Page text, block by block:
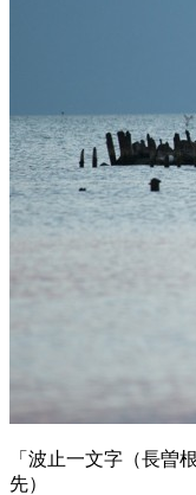
「波止一文字（長曽
先）